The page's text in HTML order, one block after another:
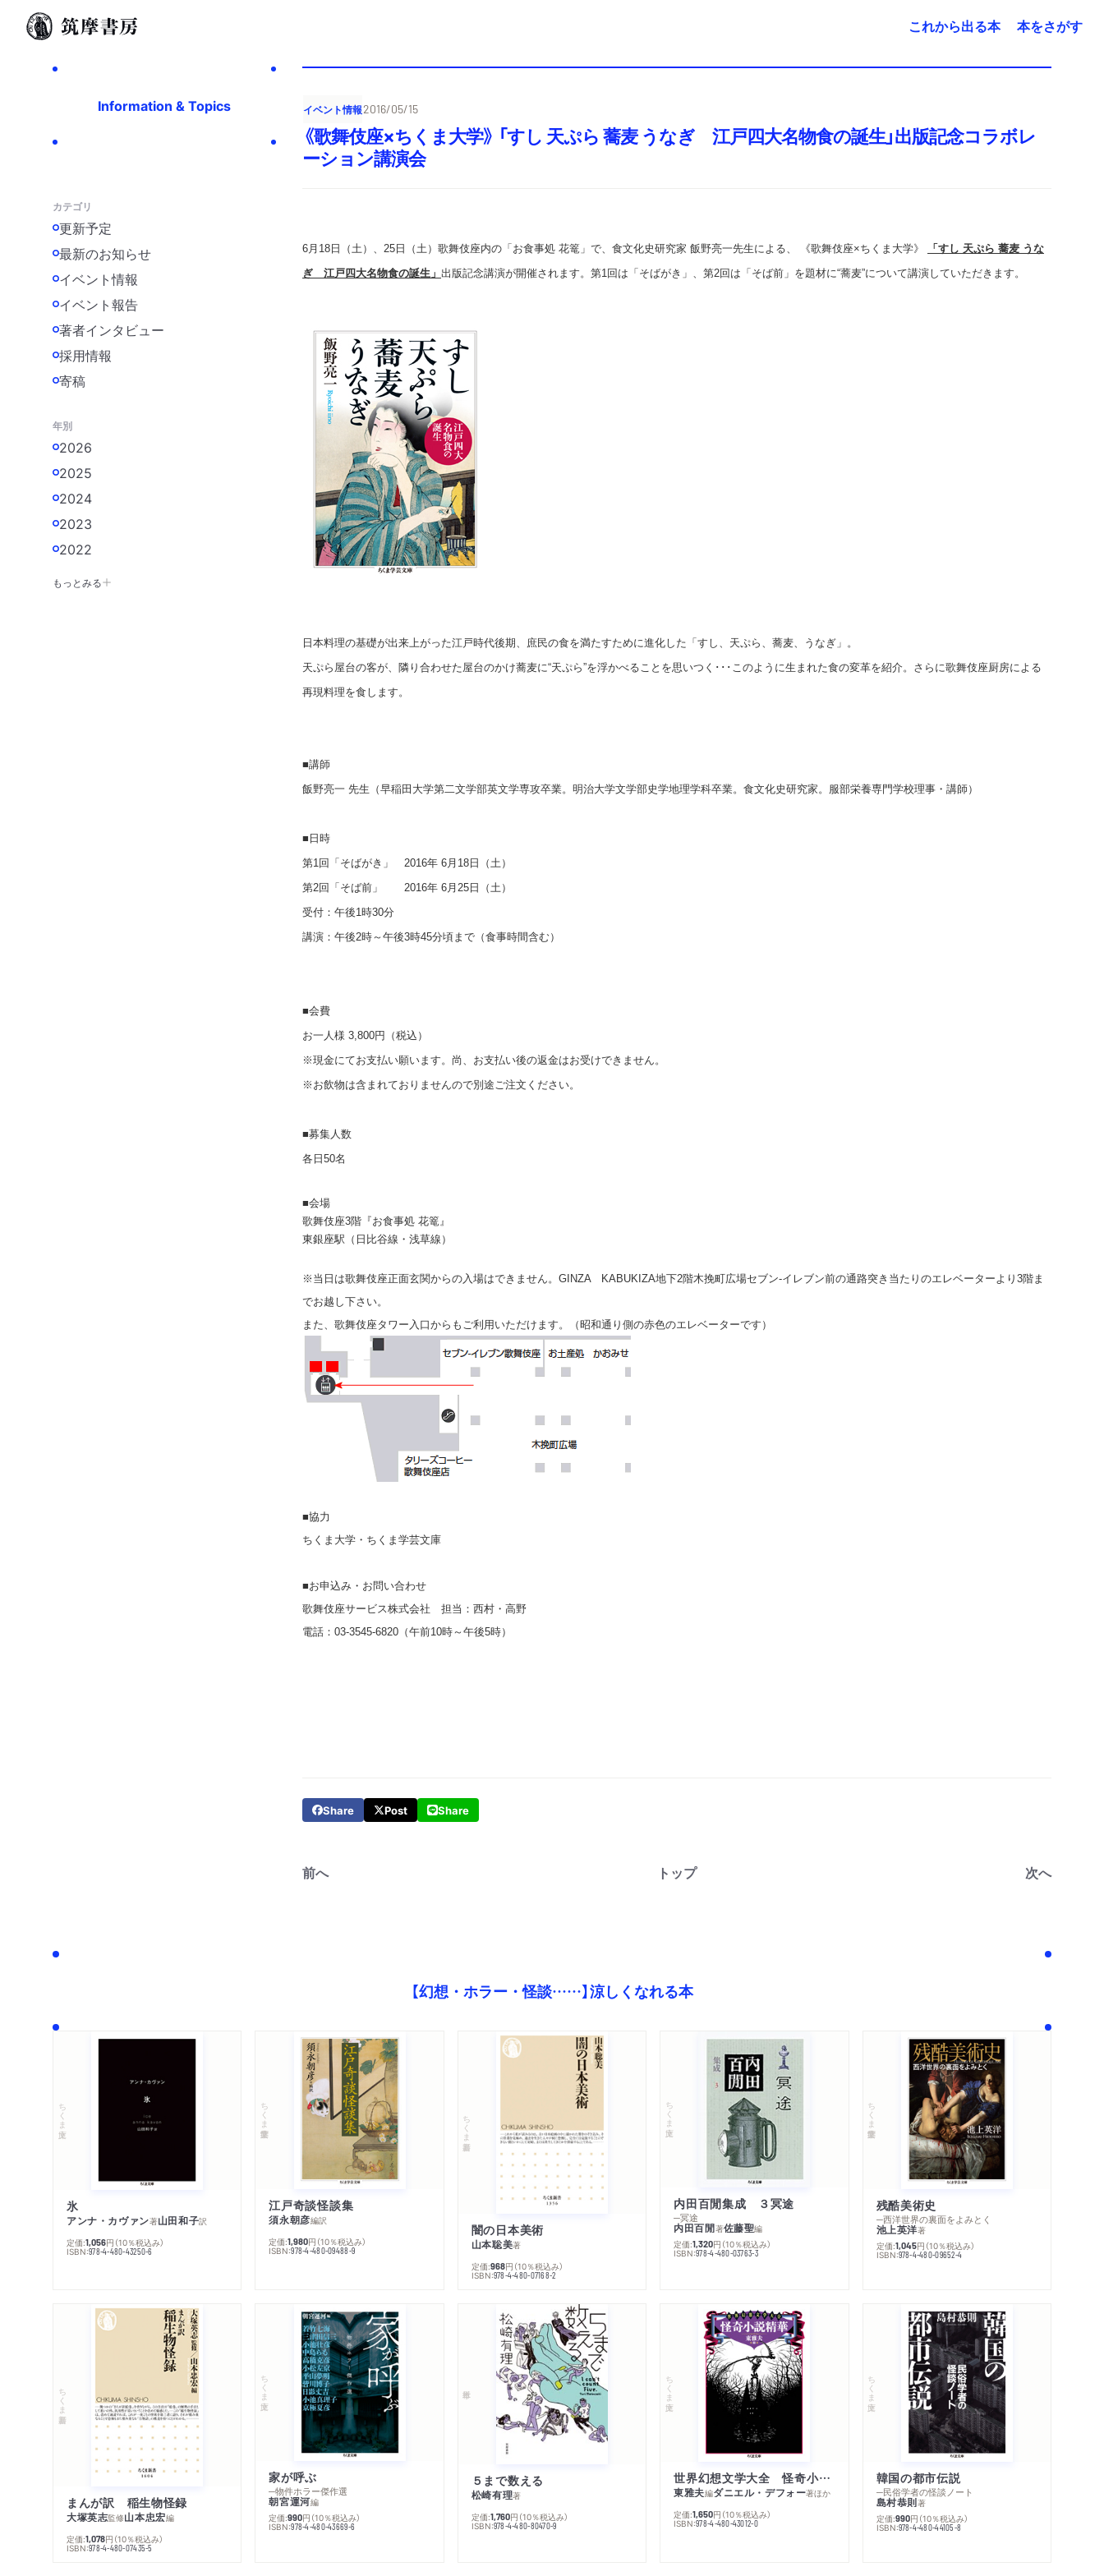
これから出る本 本をさがす
Information & Topics
カテゴリ
更新予定
最新のお知らせ
イベント情報
イベント報告
著者インタビュー
採用情報
寄稿
年別
2026
2025
2024
2023
2022
もっとみる
イベント情報2016/05/15
《歌舞伎座×ちくま大学》 「すし 天ぷら 蕎麦 うなぎ 江戸四大名物食の誕生」出版記念コラボレ
ーション講演会
6月18日（土）、25日（土）歌舞伎座内の「お食事処 花篭」で、食文化史研究家 飯野亮一先生による、 《歌舞伎座×ちくま大学》
「すし 天ぷら 蕎麦 うな
ぎ 江戸四大名物食の誕生」 出版記念講演が開催されます。第1回は「そばがき」、第2回は「そば前」を題材に“蕎麦”について講演していただきます。
日本料理の基礎が出来上がった江戸時代後期、庶民の食を満たすために進化した「すし、天ぷら、蕎麦、うなぎ」。
天ぷら屋台の客が、隣り合わせた屋台のかけ蕎麦に“天ぷら”を浮かべることを思いつく･･･このように生まれた食の変革を紹介。さらに歌舞伎座厨房による
再現料理を食します。
■講師
飯野亮一 先生（早稲田大学第二文学部英文学専攻卒業。明治大学文学部史学地理学科卒業。食文化史研究家。服部栄養専門学校理事・講師）
■日時
第1回「そばがき」 2016年 6月18日（土）
第2回「そば前」 2016年 6月25日（土）
受付：午後1時30分
講演：午後2時～午後3時45分頃まで（食事時間含む）
■会費
お一人様 3,800円（税込）
※現金にてお支払い願います。尚、お支払い後の返金はお受けできません。
※お飲物は含まれておりませんので別途ご注文ください。
■募集人数
各日50名
■会場
歌舞伎座3階『お食事処 花篭』
東銀座駅（日比谷線・浅草線）
※当日は歌舞伎座正面玄関からの入場はできません。GINZA KABUKIZA地下2階木挽町広場セブン-イレブン前の通路突き当たりのエレベーターより3階ま
でお越し下さい。
また、歌舞伎座タワー入口からもご利用いただけます。（昭和通り側の赤色のエレベーターです）
■協力
ちくま大学・ちくま学芸文庫
■お申込み・お問い合わせ
歌舞伎座サービス株式会社 担当：西村・高野
電話：03-3545-6820（午前10時～午後5時）
Share Post Share
前へ トップ 次へ
【幻想・ホラー・怪談……】涼しくなれる本
ちくま文庫
氷
アンナ・カヴァン著山田和子訳
定価:1,056円 （10％税込み）
ISBN:978-4-480-43250-6
ちくま学芸文庫
江戸奇談怪談集
須永朝彦編訳
定価:1,980円 （10％税込み）
ISBN:978-4-480-09488-9
ちくま新書
闇の日本美術
山本聡美著
定価:968円 （10％税込み）
ISBN:978-4-480-07168-2
ちくま文庫
内田百閒集成 ３冥途
─冥途
内田百閒著佐藤聖編
定価:1,320円 （10％税込み）
ISBN:978-4-480-03763-3
ちくま学芸文庫
残酷美術史
─西洋世界の裏面をよみとく
池上英洋著
定価:1,045円 （10％税込み）
ISBN:978-4-480-09652-4
ちくま新書
まんが訳 稲生物怪録
大塚英志監修山本忠宏編
定価:1,078円 （10％税込み）
ISBN:978-4-480-07435-5
ちくま文庫
家が呼ぶ
─物件ホラー傑作選
朝宮運河編
定価:990円 （10％税込み）
ISBN:978-4-480-43669-6
５まで数える
松崎有理著
定価:1,760円 （10％税込み）
ISBN:978-4-480-80470-9
ちくま文庫
世界幻想文学大全 怪奇小説精華
東雅夫編ダニエル・デフォー著ほか
定価:1,650円 （10％税込み）
ISBN:978-4-480-43012-0
ちくま文庫
韓国の都市伝説
─民俗学者の怪談ノート
島村恭則著
定価:990円 （10％税込み）
ISBN:978-4-480-44105-8